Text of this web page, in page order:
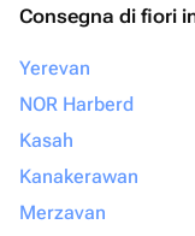
Consegna di fiori
Yerevan
NOR Harberd
Kasah
Kanakerawan
Merzavan